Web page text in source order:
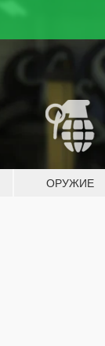
ОРУЖИЕ